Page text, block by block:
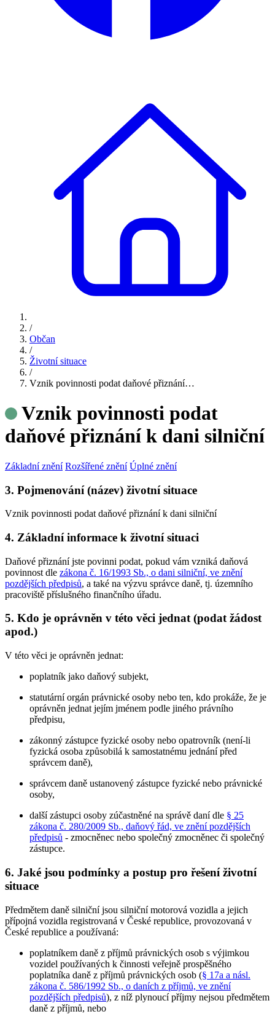
/
Občan
/
Životní situace
/
Vznik povinnosti podat daňové přiznání…
Vznik povinnosti podat
daňové přiznání k dani silniční
Základní znění Rozšířené znění Úplné znění
3. Pojmenování (název) životní situace
Vznik povinnosti podat daňové přiznání k dani silniční
4. Základní informace k životní situaci
Daňové přiznání jste povinni podat, pokud vám vzniká daňová
povinnost dle zákona č. 16/1993 Sb., o dani silniční, ve znění
pozdějších předpisů, a také na výzvu správce daně, tj. územního
pracoviště příslušného finančního úřadu.
5. Kdo je oprávněn v této věci jednat (podat žádost
apod.)
V této věci je oprávněn jednat:
poplatník jako daňový subjekt,
statutární orgán právnické osoby nebo ten, kdo prokáže, že je
oprávněn jednat jejím jménem podle jiného právního
předpisu,
zákonný zástupce fyzické osoby nebo opatrovník (není-li
fyzická osoba způsobilá k samostatnému jednání před
správcem daně),
správcem daně ustanovený zástupce fyzické nebo právnické
osoby,
další zástupci osoby zúčastněné na správě daní dle § 25
zákona č. 280/2009 Sb., daňový řád, ve znění pozdějších
předpisů - zmocněnec nebo společný zmocněnec či společný
zástupce.
6. Jaké jsou podmínky a postup pro řešení životní
situace
Předmětem daně silniční jsou silniční motorová vozidla a jejich
přípojná vozidla registrovaná v České republice, provozovaná v
České republice a používaná:
poplatníkem daně z příjmů právnických osob s výjimkou
vozidel používaných k činnosti veřejně prospěšného
poplatníka daně z příjmů právnických osob (§ 17a a násl.
zákona č. 586/1992 Sb., o daních z příjmů, ve znění
pozdějších předpisů), z níž plynoucí příjmy nejsou předmětem
daně z příjmů, nebo